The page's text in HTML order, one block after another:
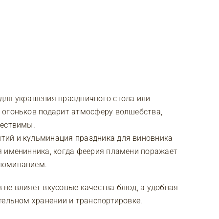
украшения праздничного стола или
подарит атмосферу волшебства,
и кульминация праздника для виновника
когда феерия пламени поражает
влияет вкусовые качества блюд, а удобная
хранении и транспортировке.